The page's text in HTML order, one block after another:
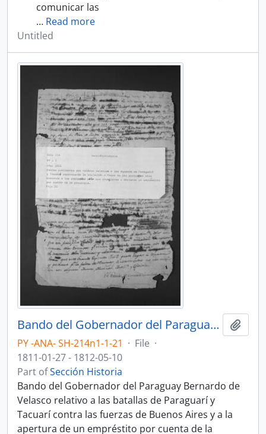
comunicar las
… Read more
Untitled
Bando del Gobernador del Paraguay Bernardo de Velasco relativo a las batallas de Paraguarí y Tacuarí contra las fuerzas de Buenos Aires y a la apertura de un empréstito por cuenta de la Provincia.
PY -ANA- SH-214n1-1-21 · File ·
1811-01-27 - 1812-05-10
Part ofSección Historia
Bando del Gobernador del Paraguay Bernardo de
Velasco relativo a las batallas de Paraguarí y
Tacuarí contra las fuerzas de Buenos Aires y a la
apertura de un empréstito por cuenta de la